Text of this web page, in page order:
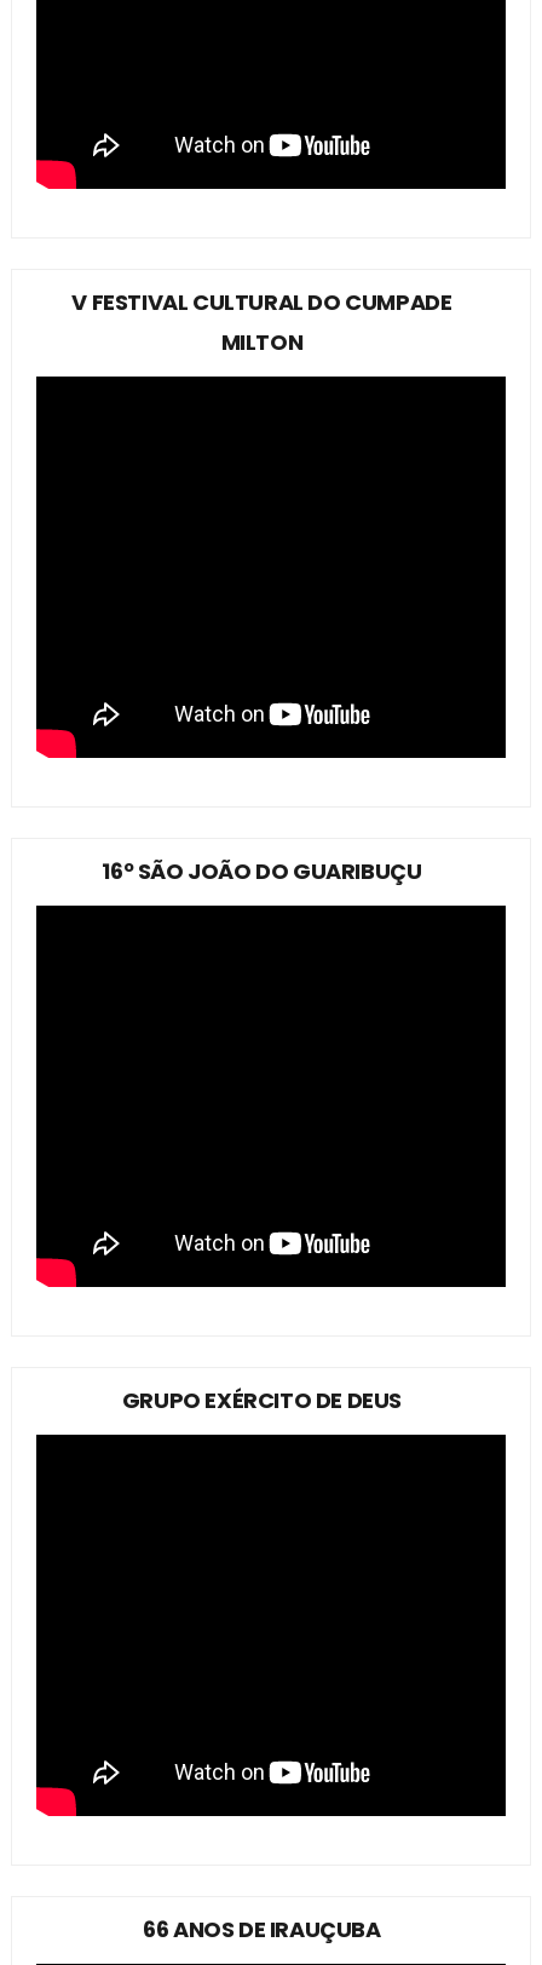
V FESTIVAL CULTURAL DO CUMPADE
MILTON
16º SÃO JOÃO DO GUARIBUÇU
GRUPO EXÉRCITO DE DEUS
66 ANOS DE IRAUÇUBA